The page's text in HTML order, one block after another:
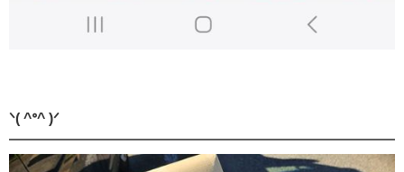
ᐠ( ^ᐤ^ )ᐟ